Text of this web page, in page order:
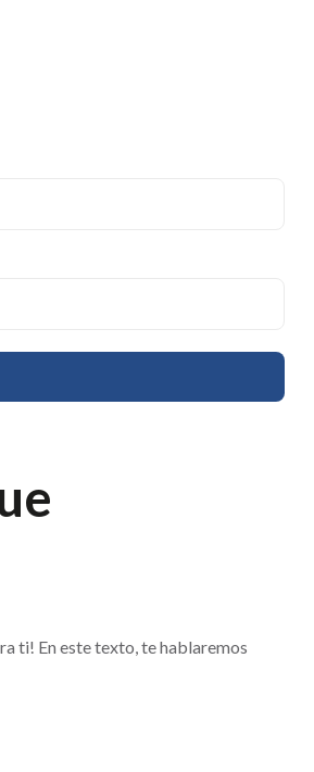
ti! En este texto, te hablaremos